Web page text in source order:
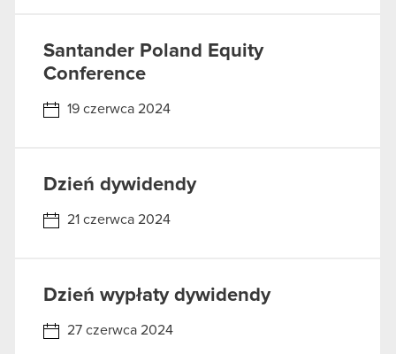
Santander Poland Equity
Conference
19 czerwca 2024
Dzień dywidendy
21 czerwca 2024
Dzień wypłaty dywidendy
27 czerwca 2024